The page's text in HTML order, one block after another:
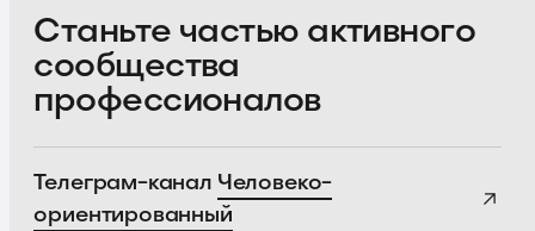
Станьте частью активного
сообщества
профессионалов
Телеграм-канал Человеко-
ориентированный